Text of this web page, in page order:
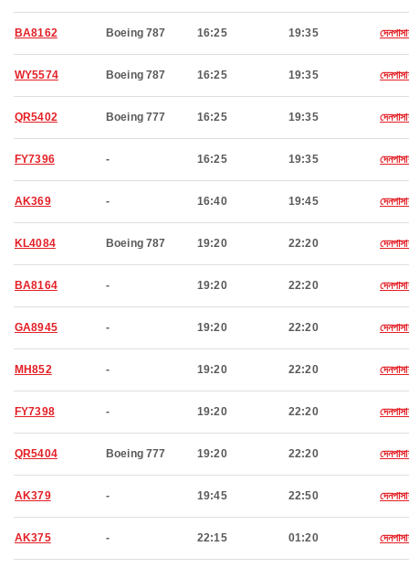
BA8162 Boeing 787 16:25 19:35
WY5574 Boeing 787 16:25 19:35
QR5402 Boeing 777 16:25 19:35
FY7396 - 16:25 19:35
AK369 - 16:40 19:45
KL4084 Boeing 787 19:20 22:20
BA8164 - 19:20 22:20
GA8945 - 19:20 22:20
MH852 - 19:20 22:20
FY7398 - 19:20 22:20
QR5404 Boeing 777 19:20 22:20
AK379 - 19:45 22:50
AK375 - 22:15 01:20